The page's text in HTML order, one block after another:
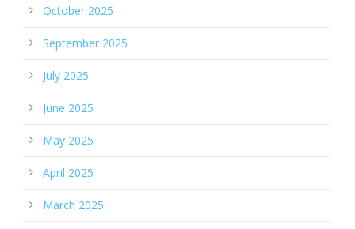
October 2025
September 2025
July 2025
June 2025
May 2025
April 2025
March 2025